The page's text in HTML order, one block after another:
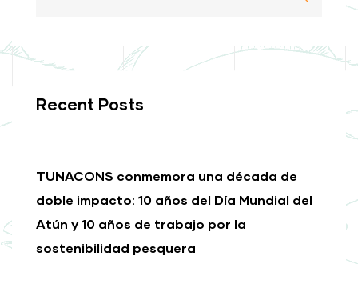
Recent Posts
TUNACONS conmemora una década de
doble impacto: 10 años del Día Mundial del
Atún y 10 años de trabajo por la
sostenibilidad pesquera